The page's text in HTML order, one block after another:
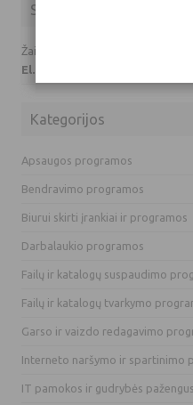
Susisiekite su mumis
Žaidimų prašymai ir klausimai:
El. paštas: info(eta)hardas.lt
Kategorijos
Apsaugos programos
Bendravimo programos
Biurui skirti įrankiai ir programos
Darbalaukio programos
Failų ir katalogų suspaudimo
Failų ir katalogų tvarkymo
Garso ir vaizdo redagavimo
Interneto naršymo ir spartinimo
IT pamokos ir gudrybės